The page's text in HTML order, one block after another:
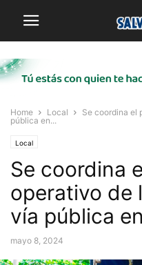
Home Local
Se coordina el
pública en...
Local
Se coordina
operativo de
vía pública
mayo 8, 2024